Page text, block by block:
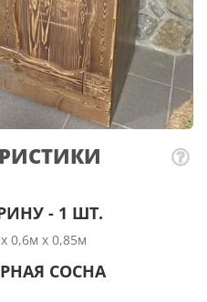
- 1 ШТ.
0,6м х 0,85м
СОСНА